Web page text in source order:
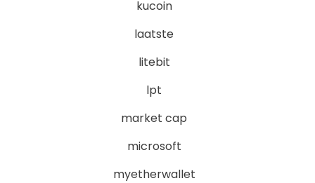
kucoin
laatste
litebit
lpt
market cap
microsoft
myetherwallet